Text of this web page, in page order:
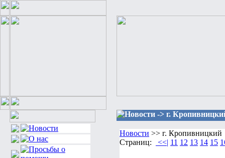
Новости -> г.
Новости >> г. Кропивницкий
Страниц:
<<| 11 12 13 14 15